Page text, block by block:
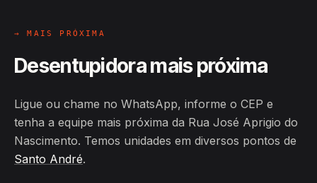
→ MAIS PRÓXIMA
Desentupidora mais próxima
Ligue ou chame no WhatsApp, informe o CEP e
tenha a equipe mais próxima da Rua José Aprigio do
Nascimento. Temos unidades em diversos pontos de
Santo André.